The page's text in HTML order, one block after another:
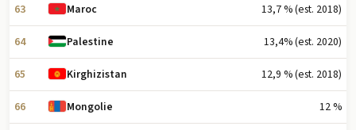
63 Maroc 13,7 % (est. 2018)
64 Palestine 13,4% (est. 2020)
65 Kirghizistan 12,9 % (est. 2018)
66 Mongolie 12 %